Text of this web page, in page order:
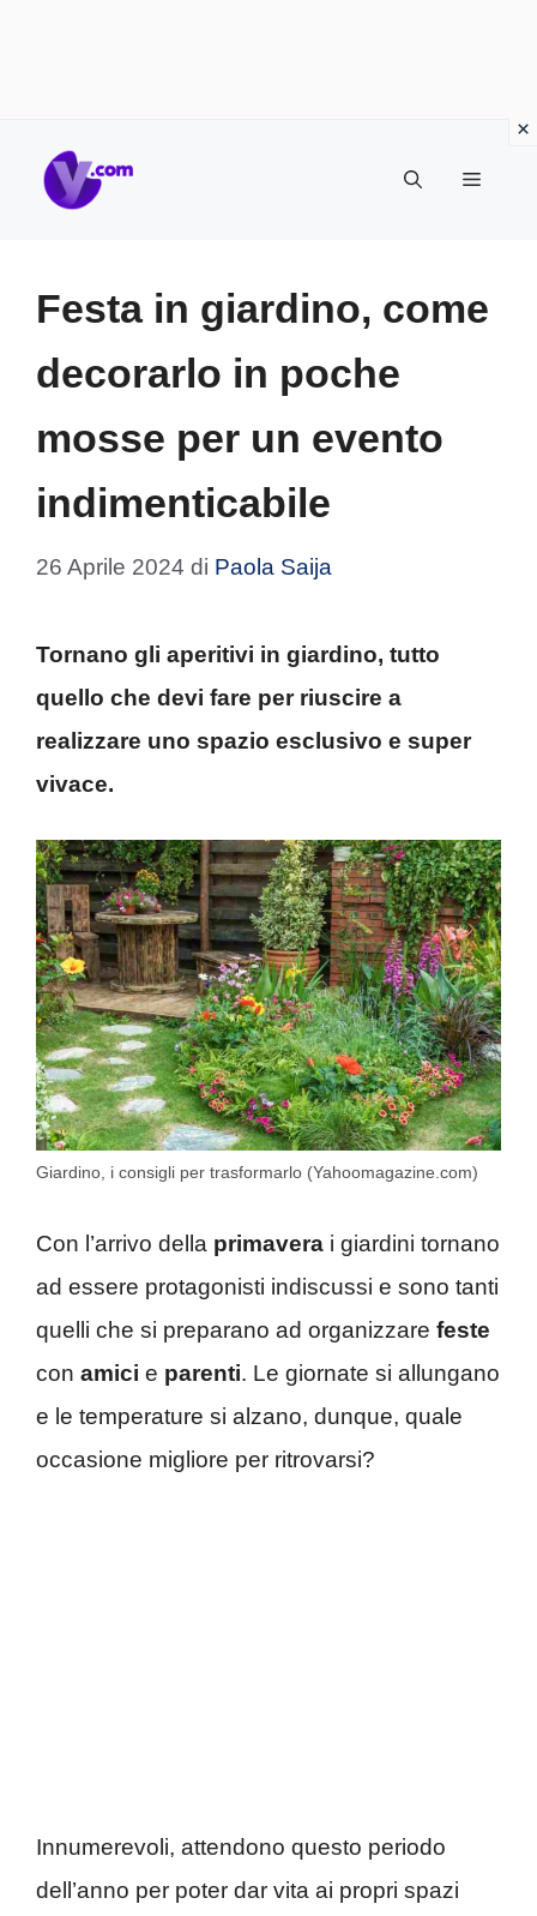
Menu
Festa in giardino, come
decorarlo in poche
mosse per un evento
indimenticabile
26 Aprile 2024 di Paola Saija
Tornano gli aperitivi in giardino, tutto
quello che devi fare per riuscire a
realizzare uno spazio esclusivo e super
vivace.
Giardino, i consigli per trasformarlo (Yahoomagazine.com)
Con l’arrivo della primavera i giardini tornano
ad essere protagonisti indiscussi e sono tanti
quelli che si preparano ad organizzare feste
con amici e parenti. Le giornate si allungano
e le temperature si alzano, dunque, quale
occasione migliore per ritrovarsi?
Innumerevoli, attendono questo periodo
dell’anno per poter dar vita ai propri spazi